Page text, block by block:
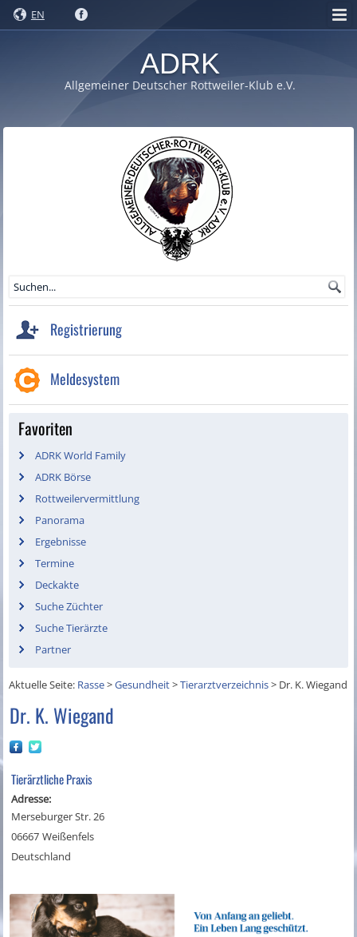
EN
ADRK
Allgemeiner Deutscher Rottweiler-Klub e.V.
Registrierung
Meldesystem
Favoriten
ADRK World Family
ADRK Börse
Rottweilervermittlung
Panorama
Ergebnisse
Termine
Deckakte
Suche Züchter
Suche Tierärzte
Partner
Aktuelle Seite: Rasse>Gesundheit>Tierarztverzeichnis> Dr. K. Wiegand
Dr. K. Wiegand
Tierärztliche Praxis
Adresse:
Merseburger Str. 26
06667 Weißenfels
Deutschland